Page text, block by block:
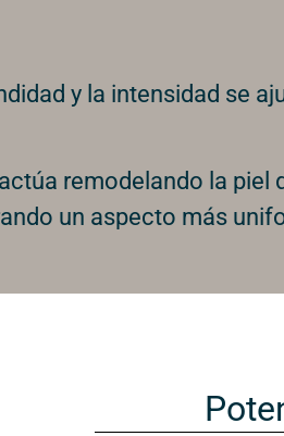
y la intensidad se
remodelando la piel
un aspecto más